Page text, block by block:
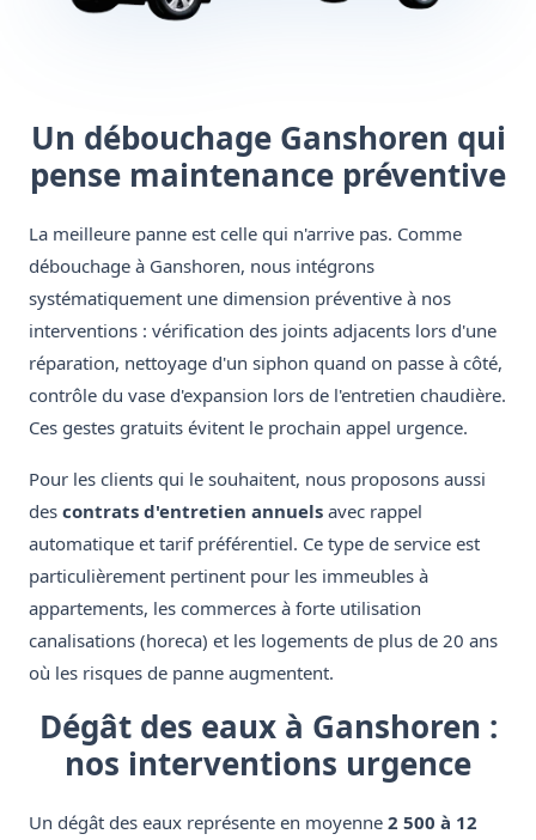
Un débouchage Ganshoren qui
pense maintenance préventive
La meilleure panne est celle qui n'arrive pas. Comme
débouchage à Ganshoren, nous intégrons
systématiquement une dimension préventive à nos
interventions : vérification des joints adjacents lors d'une
réparation, nettoyage d'un siphon quand on passe à côté,
contrôle du vase d'expansion lors de l'entretien chaudière.
Ces gestes gratuits évitent le prochain appel urgence.
Pour les clients qui le souhaitent, nous proposons aussi
des contrats d'entretien annuels avec rappel
automatique et tarif préférentiel. Ce type de service est
particulièrement pertinent pour les immeubles à
appartements, les commerces à forte utilisation
canalisations (horeca) et les logements de plus de 20 ans
où les risques de panne augmentent.
Dégât des eaux à Ganshoren :
nos interventions urgence
Un dégât des eaux représente en moyenne 2 500 à 12